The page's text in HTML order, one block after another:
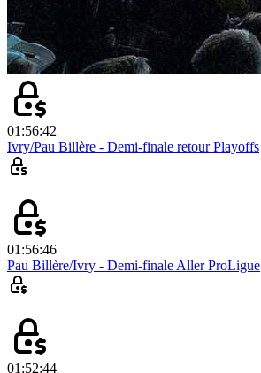
01:56:42
Ivry/Pau Billère - Demi-finale retour Playoffs
01:56:46
Pau Billère/Ivry - Demi-finale Aller ProLigue
01:52:44